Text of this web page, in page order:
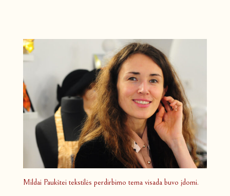
Mildai Paukštei tekstilės perdirbimo tema visada buvo įdomi.